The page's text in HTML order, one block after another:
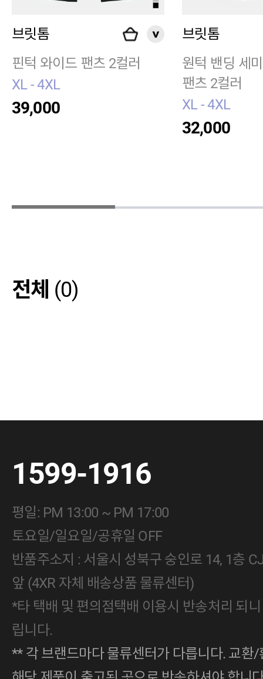
브릿톰
핀턱 와이드 팬츠 2컬러
XL - 4XL
39,000
브릿톰
원턱 밴딩 세
팬츠 2컬러
XL - 4XL
32,000
전체 (0)
1599-1916
평일: PM 13:00 ~ PM 17:00
토요일/일요일/공휴일 OFF
반품주소지 : 서울시 성북구 숭인로 14, 1층
앞 (4XR 자체 배송상품 물류센터)
*타 택배 및 편의점택배 이용시 반송처리 되
립니다.
** 각 브랜드마다 물류센터가 다릅니다. 교환